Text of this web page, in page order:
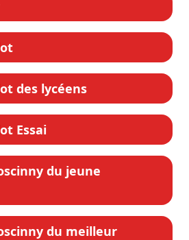
des lycéens
Essai
du jeune
du meilleur